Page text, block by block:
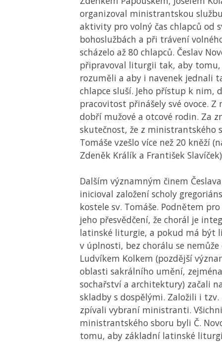
organizoval ministrantskou
aktivity pro volný čas chlapců od
bohoslužbách a při trávení
scházelo až 80 chlapců. Česlav
připravoval liturgii tak, aby tomu,
rozuměli a aby i navenek jednali
chlapce sluší. Jeho přístup k nim,
pracovitost přinášely své ovoce.
dobří mužové a otcové rodin. Za
skutečnost, že z ministrantského
Tomáše vzešlo více než 20 kněží
Zdeněk Králík a František
Dalším významným činem
inicioval založení scholy
kostele sv. Tomáše. Podnětem
jeho přesvědčení, že chorál je
latinské liturgie, a pokud má být
v úplnosti, bez chorálu se
Ludvíkem Kolkem (pozdější
oblasti sakrálního umění,
sochařství a architektury) začali
skladby s dospělými. Založili i
zpívali vybraní ministranti.
ministrantského sboru byli Č.
tomu, aby základní latinské